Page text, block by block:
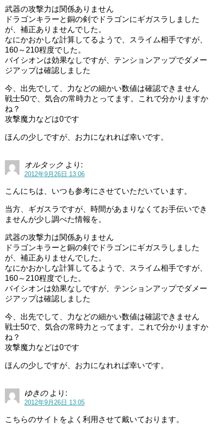
武器の攻撃力は関係ありません
ドラゴンキラーと銅の剣でドラゴンにギガスラしました
が、補正ありませんでした。
なにかおかしな計算してるようで、スライム相手ですが、
160～210程度でした。
バイシオンは効果なしですが、テンションアップでダメー
ジアップは確認しました
今、出先でして、力などの細かい数値は確認できません
戦士50で、気合の常時力とってます。これで分かりますか
ね？
攻撃魔力などは0です
ほんの少しですが、お力になれれば幸いです。
オルタック より:
2012年9月26日 13:06
こんにちは、いつも参考にさせていただいています。
当方、ギガスラですが、時間があまりなくてお手伝いでき
ませんが少し調べた情報を。
武器の攻撃力は関係ありません
ドラゴンキラーと銅の剣でドラゴンにギガスラしました
が、補正ありませんでした。
なにかおかしな計算してるようで、スライム相手ですが、
160～210程度でした。
バイシオンは効果なしですが、テンションアップでダメー
ジアップは確認しました
今、出先でして、力などの細かい数値は確認できません
戦士50で、気合の常時力とってます。これで分かりますか
ね？
攻撃魔力などは0です
ほんの少しですが、お力になれれば幸いです。
ゆきの より:
2012年9月26日 13:05
こちらのサイトをよく利用させて戴いております。